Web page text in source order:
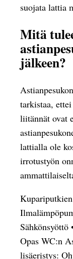
suojata lattia
Mitä
jälkeen?
tarkistaa,
liitännät ovat
lattialla ole
irrotustyön
Sähkönsyöttö
Opas WC:n
lisäeristys: